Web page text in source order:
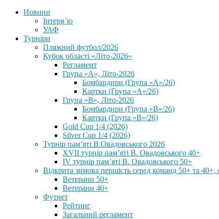
Новини
Інтерв’ю
УАФ
Турніри
Пляжний футбол/2026
Кубок області «Літо-2026»
Регламент
Група «А», Літо-2026
Бомбардири (Група «А»/26)
Картки (Група «А»/26)
Група «В», Літо-2026
Бомбардири (Група «В»/26)
Картки (Група «В»/26)
Gold Cup 1/4 (2026)
Silver Cup 1/4 (2026)
Турнір пам’яті В.Овадовського 2026
XVII турнір пам’яті В. Овадовського 40+
IV турнір пам’яті В. Овадовського 50+
Відкрита зимова першість серед команд 50+ та 40+,
Ветерани 50+
Ветерани 40+
Футнет
Рейтинг
Загальний регламент